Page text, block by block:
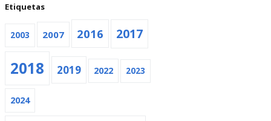
Feria
Navidad
Otras
Religioso
Etiquetas
2003 2007 2016 2017
2018 2019 2022 2023
2024